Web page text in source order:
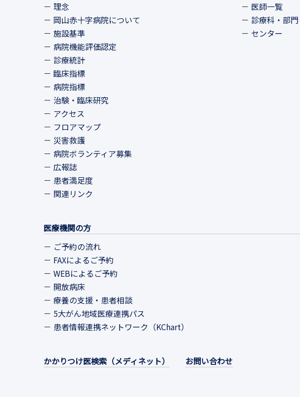
理念
岡山赤十字病院について
施設基準
病院機能評価認定
診療統計
臨床指標
病院指標
治験・臨床研究
アクセス
フロアマップ
災害救護
病院ボランティア募集
広報誌
患者満足度
関連リンク
医師一覧
診療科・部門
センター
医療機関の方
ご予約の流れ
FAXによるご予約
WEBによるご予約
開放病床
療養の支援・患者相談
5大がん地域医療連携パス
患者情報連携ネットワーク（KChart）
かかりつけ医検索（メディネット） お問い合わせ